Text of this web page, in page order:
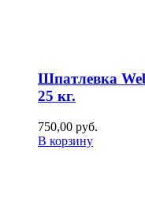
Шпатлевка
25 кг.
750,00 руб.
В корзину